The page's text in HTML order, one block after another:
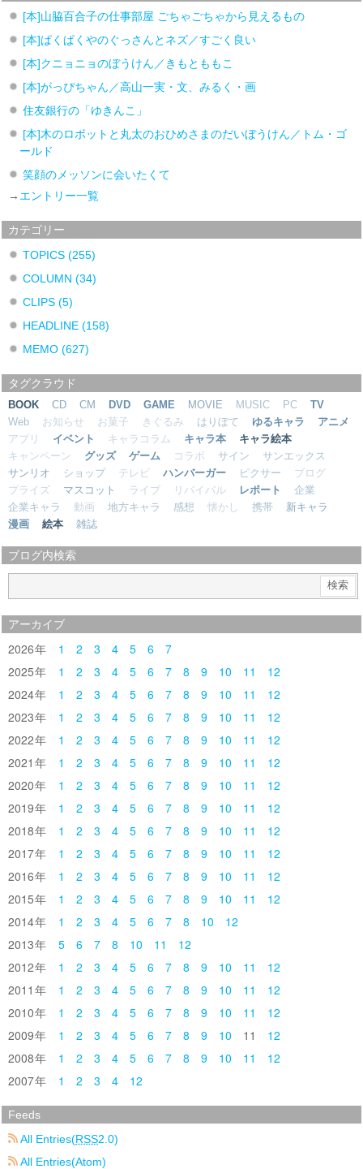
[本]山脇百合子の仕事部屋 ごちゃごちゃから見えるもの
[本]ぱくぱくやのぐっさんとネズ／すごく良い
[本]クニョニョのぼうけん／きもとももこ
[本]がっぴちゃん／高山一実・文、みるく・画
住友銀行の「ゆきんこ」
[本]木のロボットと丸太のおひめさまのだいぼうけん／トム・ゴ
ールド
笑顔のメッソンに会いたくて
→ エントリー一覧
カテゴリー
TOPICS(255)
COLUMN(34)
CLIPS(5)
HEADLINE(158)
MEMO(627)
タグクラウド
BOOK CD CM DVD GAME MOVIE MUSIC PC
TV
Web
お知らせ お菓子 きぐるみ はりぼて ゆるキャラ
アニメ
アプリ
イベント キャラコラム キャラ本
キャラ絵本
キャンペーン
グッズ ゲーム コラボ サイン
サンエックス
サンリオ
ショップ テレビ ハンバーガー ピクサー
ブログ
プライズ
マスコット ライブ リバイバル レポート
企業
企業キャラ
動画 地方キャラ 感想 懐かし 携帯
新キャラ
漫画
絵本 雑誌
ブログ内検索
アーカイブ
2026 1 2 3 4 5 6
7
2025
1 2 3 4 5 6 7 8 9 10 11
12
2024
1 2 3 4 5 6 7 8 9 10 11
12
2023
1 2 3 4 5 6 7 8 9 10 11
12
2022
1 2 3 4 5 6 7 8 9 10 11
12
2021
1 2 3 4 5 6 7 8 9 10 11
12
2020
1 2 3 4 5 6 7 8 9 10 11
12
2019
1 2 3 4 5 6 7 8 9 10 11
12
2018
1 2 3 4 5 6 7 8 9 10 11
12
2017
1 2 3 4 5 6 7 8 9 10 11
12
2016
1 2 3 4 5 6 7 8 9 10 11
12
2015
1 2 3 4 5 6 7 8 9 10 11
12
2014
1 2 3 4 5 6 7 8 10
12
2013
5 6 7 8 10 11
12
2012
1 2 3 4 5 6 7 8 9 10 11
12
2011
1 2 3 4 5 6 7 8 9 10 11
12
2010
1 2 3 4 5 6 7 8 9 10 11
12
2009
1 2 3 4 5 6 7 8 9 10 11
12
2008
1 2 3 4 5 6 7 8 9 10 11
12
2007
1 2 3 4 12
Feeds
All Entries(RSS2.0)
All Entries(Atom)